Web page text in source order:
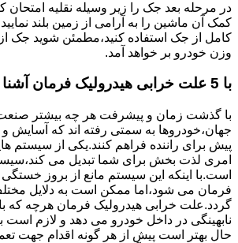
در مرحله بعد جک را زیر وسیله نقلیه امتحان
کمک آن ماشین را به آرامی از زمین بلند
کامل از جک استفاده کنید،مطمئن شوید جک
وزن خودرو بر خواهد آمد.
با 5 علت خرابی هیدرولیک فرمان آشنا شوید
با گذشت زمان و پیشرفت هر چه بیشتر
جهان،خودروها به سمتی رفته اند که آسایش و
پیش برای راننده فراهم کنند.یکی از سیستم
امری لذت بخش برای شما تبدیل می
است.با اینکه این سیستم مانع از بروز
فرمان می شود،اما ممکن است به دلایل
گردد.علت خرابی هیدرولیک فرمان هرچه که
نابهینگی در داخل خودرو می دهد و لازم
حال بهتر است پیش از هر گونه اقدام جهت